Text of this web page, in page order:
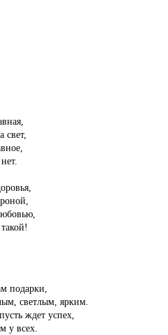
свет,
подарки,
светлым, ярким.
ждет успех,
у всех.